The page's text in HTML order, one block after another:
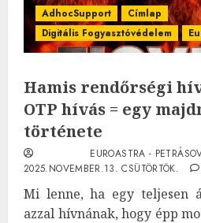
AdhocSupport
Címlap
Digitális Fogyasztóvédelem
Hamis rendőrségi
OTP hívás = egy
története
EUROASTRA -
2025.NOVEMBER.13. CSÜTÖRTÖK.
Mi lenne, ha egy teljesen
azzal hívnának, hogy épp